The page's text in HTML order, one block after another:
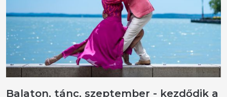
Balaton, tánc, szeptember - kezdődik a